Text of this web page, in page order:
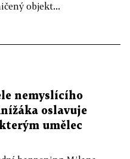
objekt...
nemyslícího
oslavuje
umělec